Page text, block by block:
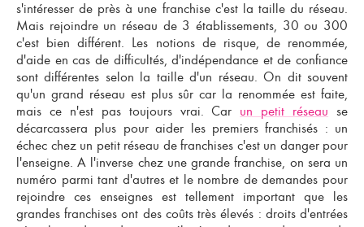
s'intéresser de près à une franchise c'est la taille du réseau.
Mais rejoindre un réseau de 3 établissements, 30 ou 300
c'est bien différent. Les notions de risque, de renommée,
d'aide en cas de difficultés, d'indépendance et de confiance
sont différentes selon la taille d'un réseau. On dit souvent
qu'un grand réseau est plus sûr car la renommée est faite,
mais ce n'est pas toujours vrai. Car un petit réseau se
décarcassera plus pour aider les premiers franchisés : un
échec chez un petit réseau de franchises c'est un danger pour
l'enseigne. A l'inverse chez une grande franchise, on sera un
numéro parmi tant d'autres et le nombre de demandes pour
rejoindre ces enseignes est tellement important que les
grandes franchises ont des coûts très élevés : droits d'entrées